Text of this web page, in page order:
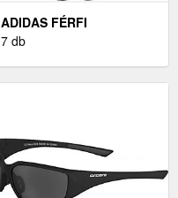
ADIDAS FÉRFI
MELEGÍTŐNADRÁG
7 db